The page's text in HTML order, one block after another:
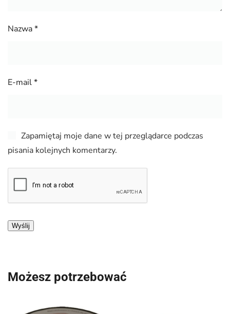
Nazwa*
E-mail*
Zapamiętaj moje dane w tej przeglądarce podczas
pisania kolejnych komentarzy.
Możesz potrzebować